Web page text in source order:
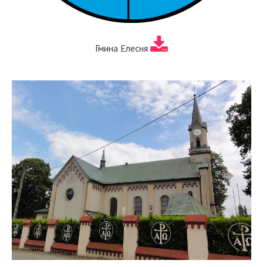
Гмина Елесня